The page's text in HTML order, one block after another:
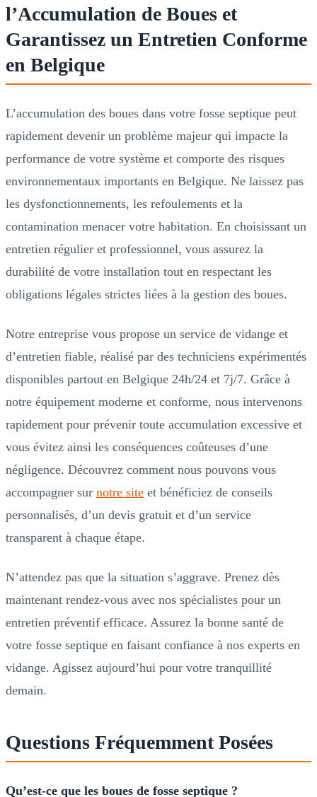
l’Accumulation de Boues et
Garantissez un Entretien Conforme
en Belgique
L’accumulation des boues dans votre fosse septique peut
rapidement devenir un problème majeur qui impacte la
performance de votre système et comporte des risques
environnementaux importants en Belgique. Ne laissez pas
les dysfonctionnements, les refoulements et la
contamination menacer votre habitation. En choisissant un
entretien régulier et professionnel, vous assurez la
durabilité de votre installation tout en respectant les
obligations légales strictes liées à la gestion des boues.
Notre entreprise vous propose un service de vidange et
d’entretien fiable, réalisé par des techniciens expérimentés
disponibles partout en Belgique 24h/24 et 7j/7. Grâce à
notre équipement moderne et conforme, nous intervenons
rapidement pour prévenir toute accumulation excessive et
vous évitez ainsi les conséquences coûteuses d’une
négligence. Découvrez comment nous pouvons vous
accompagner sur notre site et bénéficiez de conseils
personnalisés, d’un devis gratuit et d’un service
transparent à chaque étape.
N’attendez pas que la situation s’aggrave. Prenez dès
maintenant rendez-vous avec nos spécialistes pour un
entretien préventif efficace. Assurez la bonne santé de
votre fosse septique en faisant confiance à nos experts en
vidange. Agissez aujourd’hui pour votre tranquillité
demain.
Questions Fréquemment Posées
Qu’est-ce que les boues de fosse septique ?